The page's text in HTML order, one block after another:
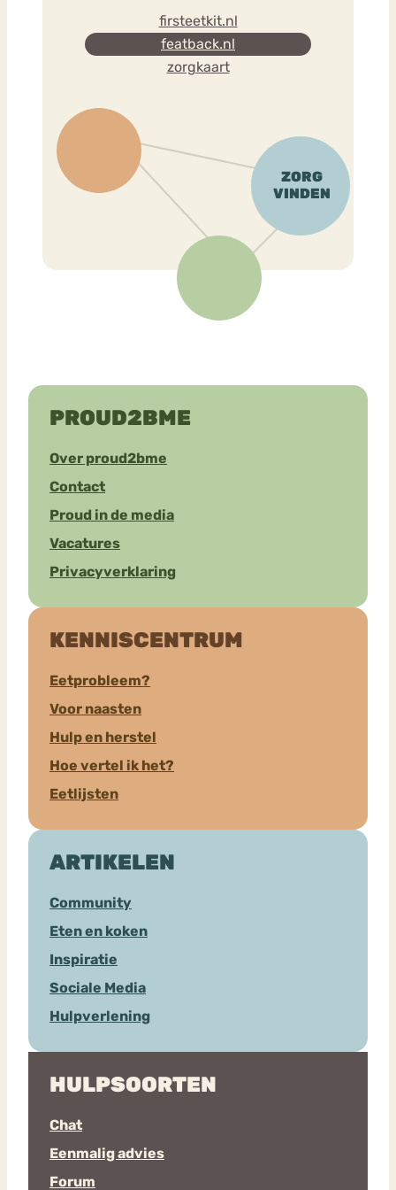
firsteetkit.nl
featback.nl
zorgkaart
PROUD2BME
Over proud2bme
Contact
Proud in de media
Vacatures
Privacyverklaring
KENNISCENTRUM
Eetprobleem?
Voor naasten
Hulp en herstel
Hoe vertel ik het?
Eetlijsten
ARTIKELEN
Community
Eten en koken
Inspiratie
Sociale Media
Hulpverlening
HULPSOORTEN
Chat
Eenmalig advies
Forum